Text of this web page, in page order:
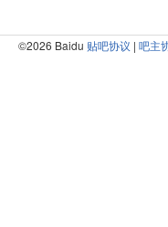
©2026 Baidu 贴吧协议 | 吧主